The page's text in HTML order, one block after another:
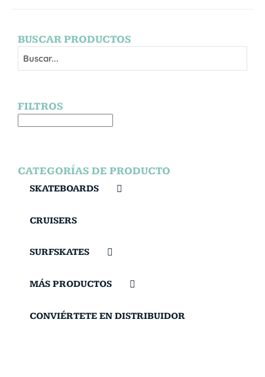
BUSCAR PRODUCTOS
FILTROS
CATEGORÍAS DE PRODUCTO
SKATEBOARDS
CRUISERS
SURFSKATES
MÁS PRODUCTOS
CONVIÉRTETE EN DISTRIBUIDOR